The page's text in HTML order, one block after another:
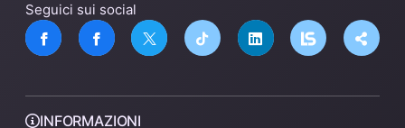
Seguici sui social
INFORMAZIONI